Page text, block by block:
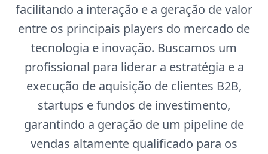
facilitando a interação e a geração de valor
entre os principais players do mercado de
tecnologia e inovação. Buscamos um
profissional para liderar a estratégia e a
execução de aquisição de clientes B2B,
startups e fundos de investimento,
garantindo a geração de um pipeline de
vendas altamente qualificado para os